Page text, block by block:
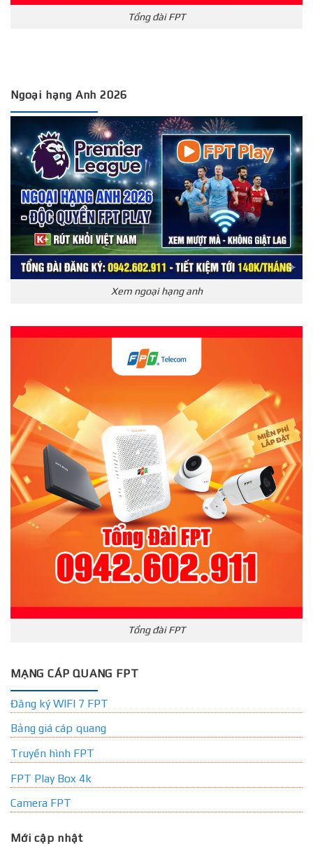
Tổng đài FPT
Ngoại hạng Anh 2026
Xem ngoại hạng anh
Tổng đài FPT
MẠNG CÁP QUANG FPT
Đăng ký WIFI 7 FPT
Bảng giá cáp quang
Truyền hình FPT
FPT Play Box 4k
Camera FPT
Mới cập nhật